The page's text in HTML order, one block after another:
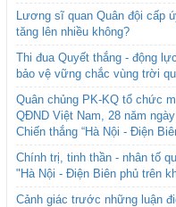
Lương sĩ quan Quân đội cấp
tăng lên nhiều không?
Thi đua Quyết thắng - động
bảo vệ vững chắc vùng trời
Quân chủng PK-KQ tổ chức
QĐND Việt Nam, 28 năm
Chiến thắng “Hà Nội - Điện
Chính trị, tinh thần - nhân tố
"Hà Nội - Điện Biên phủ trên
Cảnh giác trước những luận